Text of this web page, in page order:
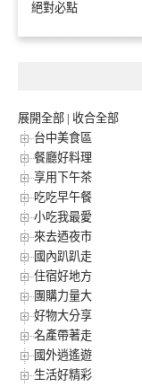
絕對必點
展開全部 | 收合全部
台中美食區
餐廳好料理
享用下午茶
吃吃早午餐
小吃我最愛
來去迺夜市
國內趴趴走
住宿好地方
團購力量大
好物大分享
名產帶著走
國外逍遙遊
生活好精彩